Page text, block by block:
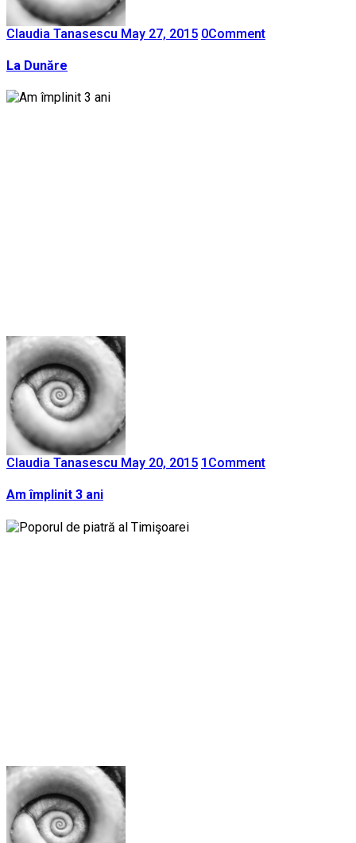
Claudia Tanasescu May 27, 2015 0Comment
La Dunăre
Claudia Tanasescu May 20, 2015 1 Comment
Am împlinit 3 ani